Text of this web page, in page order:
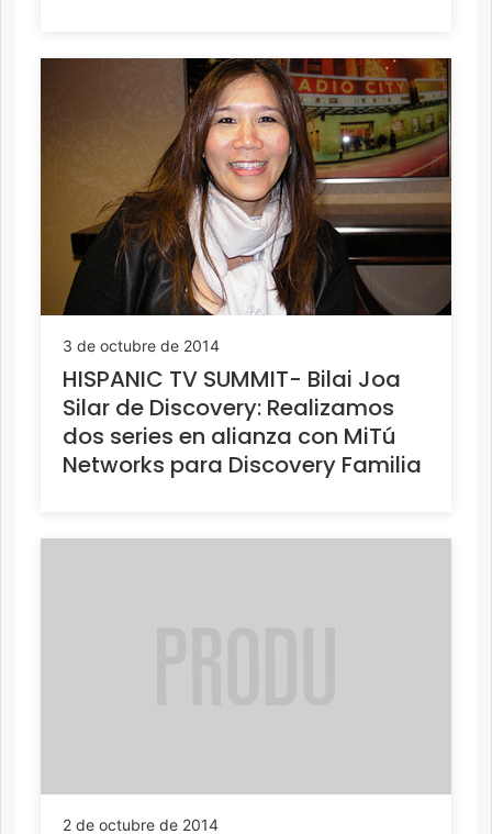
3 de octubre de 2014
HISPANIC TV SUMMIT- Bilai Joa
Silar de Discovery: Realizamos
dos series en alianza con MiTú
Networks para Discovery Familia
2 de octubre de 2014